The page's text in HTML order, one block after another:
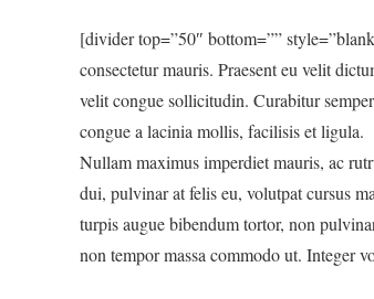
[divider top=”50″ bottom=””
consectetur mauris. Praesent eu velit
velit congue sollicitudin. Curabitur
congue a lacinia mollis, facilisis et ligula.
Nullam maximus imperdiet mauris, ac
dui, pulvinar at felis eu, volutpat cursus
turpis augue bibendum tortor, non
non tempor massa commodo ut. Integer